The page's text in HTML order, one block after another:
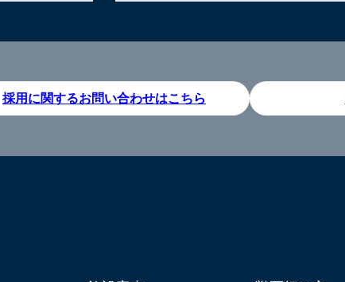
採用に関するお問い合わせはこちら